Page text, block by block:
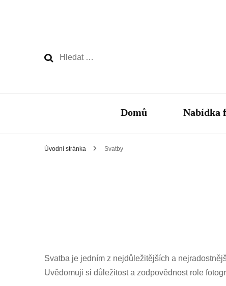
Vyhledávání
Domů Nabídka
Úvodní stránka Svatby
Svatba je jedním z nejdůležitějších a
Uvědomuji si důležitost a zodpovědnost role